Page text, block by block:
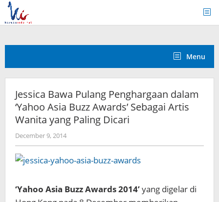
Skip
content
Menu
Jessica Bawa Pulang Penghargaan dalam
‘Yahoo Asia Buzz Awards’ Sebagai Artis
Wanita yang Paling Dicari
December 9, 2014by
Koreanindo
‘Yahoo Asia Buzz Awards 2014’yang digelar di